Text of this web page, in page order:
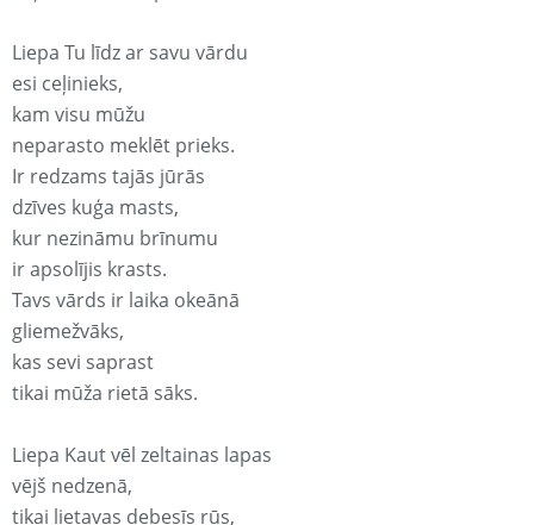
Liepa Tu līdz ar savu vārdu
esi ceļinieks,
kam visu mūžu
neparasto meklēt prieks.
Ir redzams tajās jūrās
dzīves kuģa masts,
kur nezināmu brīnumu
ir apsolījis krasts.
Tavs vārds ir laika okeānā
gliemežvāks,
kas sevi saprast
tikai mūža rietā sāks.
Liepa Kaut vēl zeltainas lapas
vējš nedzenā,
tikai lietavas debesīs rūs,